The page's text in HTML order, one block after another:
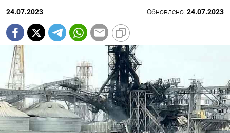
24.07.2023 Обновлено: 24.07.2023